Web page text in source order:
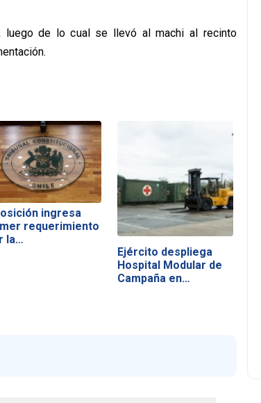
luego de lo cual se llevó al machi al recinto
ingresa
requerimiento
la…
Ejército despliega
Hospital Modular de
Campaña en…